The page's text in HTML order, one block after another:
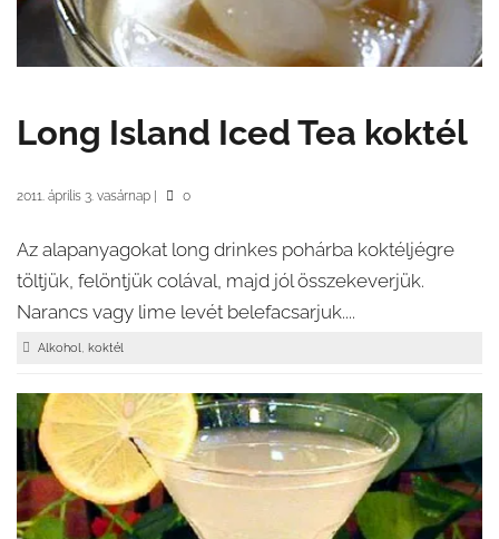
Long Island Iced Tea koktél
2011. április 3. vasárnap 0
Az alapanyagokat long drinkes pohárba koktéljégre
töltjük, felöntjük colával, majd jól összekeverjük.
Narancs vagy lime levét belefacsarjuk....
Alkohol, koktél